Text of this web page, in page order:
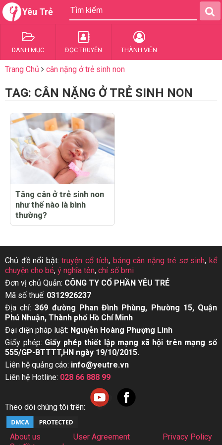
Yêu Trẻ
DANH MỤC ĐỌC TRUYỆN THÀNH VIÊN
Trang Chủ cân nặng ở trẻ sinh non
TAG: CÂN NẶNG Ở TRẺ SINH NON
Tăng cân ở trẻ sinh non
như thế nào là bình
thường?
Chủ đề nổi bật:truyện cổ tích, bảng cân nặng trẻ sơ sinh,kể
chuyện cho bé, ý nghĩa tên, chỉ số bmi
Đơn vị chủ Quản: CÔNG TY CỔ PHẦN YÊU TRẺ
Mã số thuế: 0312926237
Địa chỉ:369 đường Phan Đình Phùng, Phường 15, Quận
Phú Nhuận, Thành phố Hồ Chí Minh
Đại diện pháp luật: Nguyễn Hoàng Phượng Linh
Giấy phép: Giấy phép thiết lập mạng xã hội trên mạng số
555/GP-BTTTT,HN ngày 19/10/2015.
Liên hệ quảng cáo: info@yeutre.vn
Liên hệ Hotline: 028 66 888 99
Theo dõi chúng tôi trên:
About us User Agreement
Privacy Policy